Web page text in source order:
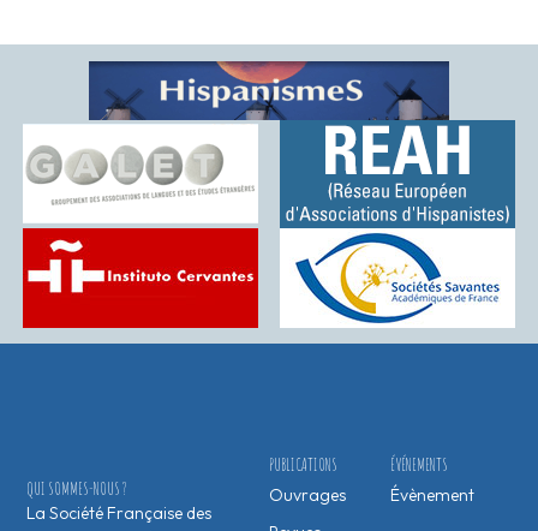
ÉVÉNEMENTS
Évènement
PUBLICATIONS
Ouvrages
QUI SOMMES-NOUS ?
La Société Française des